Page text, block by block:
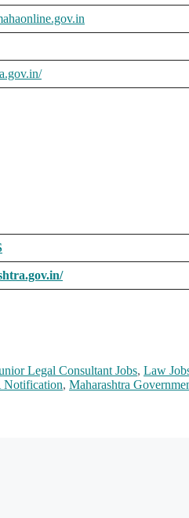
Legal Consultant Jobs, Law
Notification, Maharashtra